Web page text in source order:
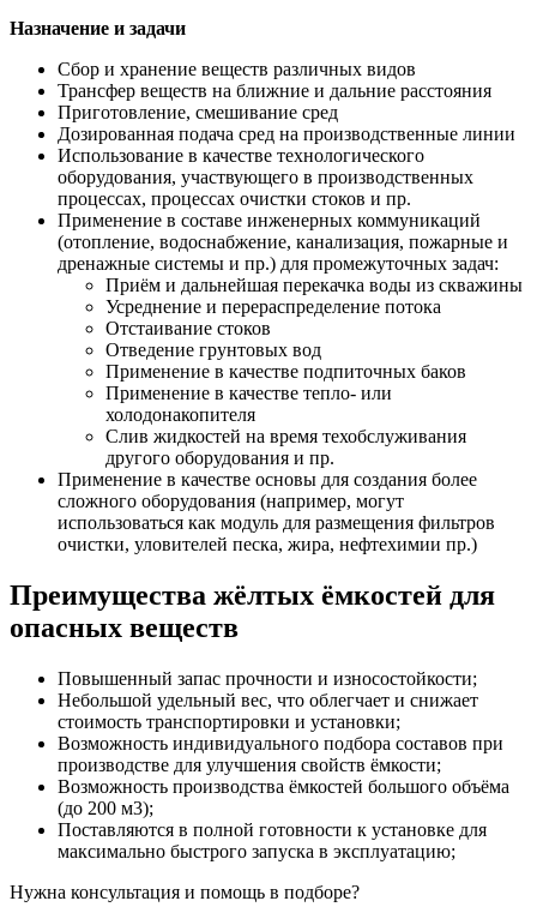
Назначение и задачи
Сбор и хранение веществ различных видов
Трансфер веществ на ближние и дальние расстояния
Приготовление, смешивание сред
Дозированная подача сред на производственные линии
Использование в качестве технологического
оборудования, участвующего в производственных
процессах, процессах очистки стоков и пр.
Применение в составе инженерных коммуникаций
(отопление, водоснабжение, канализация, пожарные и
дренажные системы и пр.) для промежуточных задач:
Приём и дальнейшая перекачка воды из скважины
Усреднение и перераспределение потока
Отстаивание стоков
Отведение грунтовых вод
Применение в качестве подпиточных баков
Применение в качестве тепло- или
холодонакопителя
Слив жидкостей на время техобслуживания
другого оборудования и пр.
Применение в качестве основы для создания более
сложного оборудования (например, могут
использоваться как модуль для размещения фильтров
очистки, уловителей песка, жира, нефтехимии пр.)
Преимущества жёлтых ёмкостей для
опасных веществ
Повышенный запас прочности и износостойкости;
Небольшой удельный вес, что облегчает и снижает
стоимость транспортировки и установки;
Возможность индивидуального подбора составов при
производстве для улучшения свойств ёмкости;
Возможность производства ёмкостей большого объёма
(до 200 м3);
Поставляются в полной готовности к установке для
максимально быстрого запуска в эксплуатацию;
Нужна консультация и помощь в подборе?